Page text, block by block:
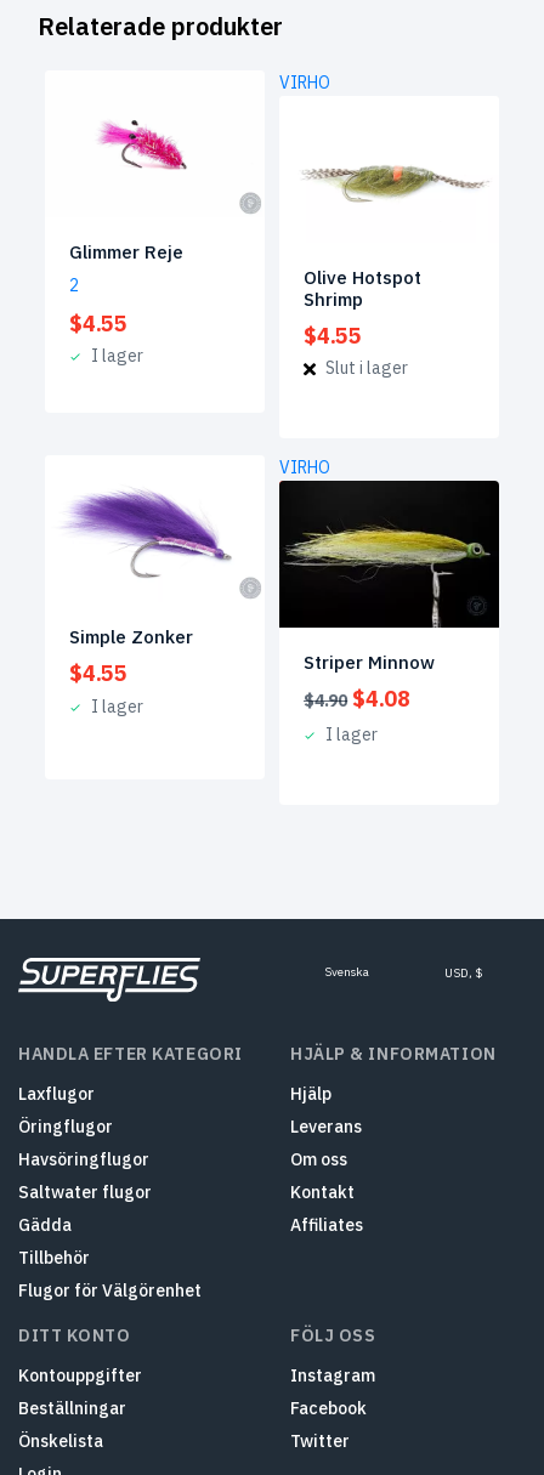
Relaterade produkter
Glimmer Reje
2
$4.55
I lager
VIRHO
Olive Hotspot
Shrimp
$4.55
Slut i lager
Simple Zonker
$4.55
I lager
VIRHO
Striper Minnow
$4.90 Det
ursprungliga
priset
$4.08
I lager
Svenska USD, $
HANDLA EFTER KATEGORI
Laxflugor
Öringflugor
Havsöringflugor
Saltwater flugor
Gädda
Tillbehör
Flugor för Välgörenhet
HJÄLP & INFORMATION
Hjälp
Leverans
Om oss
Kontakt
Affiliates
DITT KONTO
Kontouppgifter
Beställningar
Önskelista
FÖLJ OSS
Instagram
Facebook
Twitter